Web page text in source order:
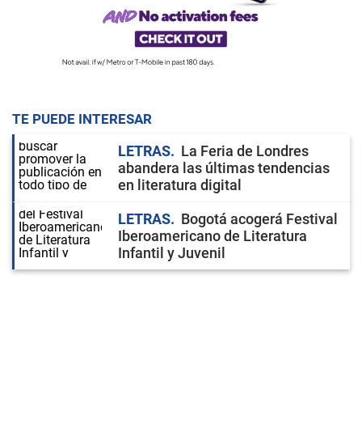
TE PUEDE INTERESAR
LETRAS
La Feria de Londres
abandera las últimas tendencias
en literatura digital
LETRAS
Bogotá acogerá Festival
Iberoamericano de Literatura
Infantil y Juvenil